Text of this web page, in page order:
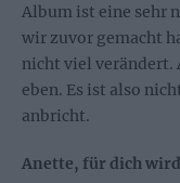
Album ist eine sehr
wir zuvor gemacht
nicht viel verändert.
eben. Es ist also
anbricht.
Anette, für dich